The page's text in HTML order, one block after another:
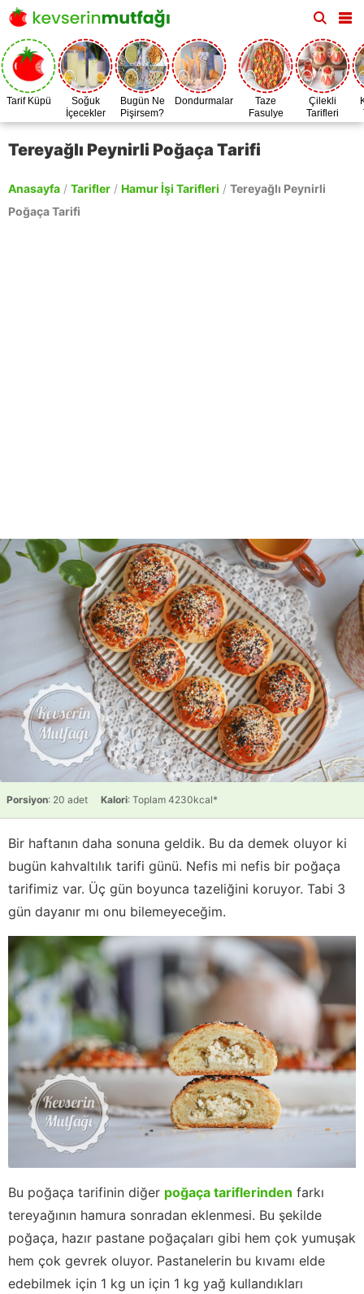
Tarif Küpü
Soğuk
İçecekler
Bugün Ne
Pişirsem?
Dondurmalar
Taze
Fasulye
Zamanı
Çilekli
Tarifleri
Tereyağlı Peynirli Poğaça Tarifi
Anasayfa / Tarifler / Hamur İşi Tarifleri / Tereyağlı Peynirli
Poğaça Tarifi
Porsiyon: 20 adet Kalori: Toplam 4230kcal*
Bir haftanın daha sonuna geldik. Bu da demek oluyor ki
bugün kahvaltılık tarifi günü. Nefis mi nefis bir poğaça
tarifimiz var. Üç gün boyunca tazeliğini koruyor. Tabi 3
gün dayanır mı onu bilemeyeceğim.
Bu poğaça tarifinin diğer poğaça tariflerinden farkı
tereyağının hamura sonradan eklenmesi. Bu şekilde
poğaça, hazır pastane poğaçaları gibi hem çok yumuşak
hem çok gevrek oluyor. Pastanelerin bu kıvamı elde
edebilmek için 1 kg un için 1 kg yağ kullandıkları